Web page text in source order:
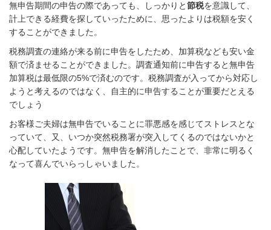
無申告期間の申告の際であっても、しっかりと節税を意識して、
計上できる経費を探していったために、思ったよりは税額を安く
することができました。
税務調査の連絡が来る前に申告をしたため、加算税なども安い金
額で済ませることができました。調査通知前に申告すると無申告
加算税は最低限の5%で済むのです。税務調査が入ってから対応し
ようと考えるのではなく、自主的に申告することが重要だとえる
でしょう
お客様ご夫婦は無申告でいることに罪悪感を感じてストレスとな
っていて、又、いつか突然税務署が突入してくるのではないかと
心配していたようです。無申告を解消したことで、非常に明るく
なって喜んでいらっしゃいました。